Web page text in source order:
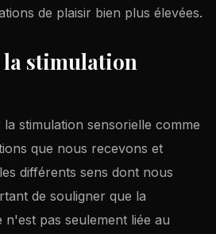
de plaisir bien plus élevées.
la stimulation
stimulation sensorielle comme
que nous recevons et
différents sens dont nous
de souligner que la
n'est pas seulement liée au